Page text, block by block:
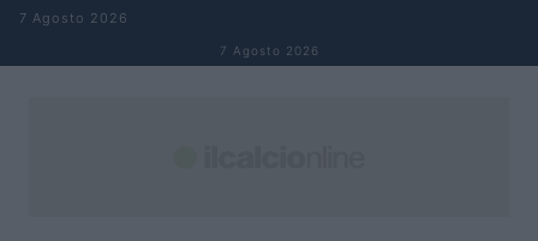
Salta al contenuto
7 Agosto 2026
7 Agosto 2026